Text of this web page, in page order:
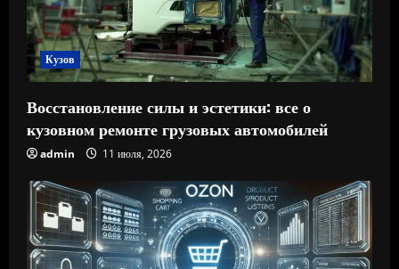
Кузов
Восстановление силы и эстетики: все о
кузовном ремонте грузовых автомобилей
admin 11 июля, 2026